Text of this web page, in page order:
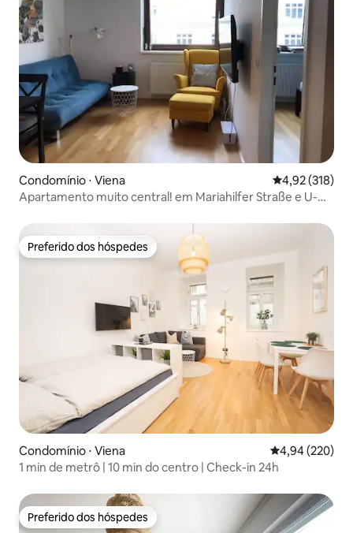
Condomínio ⋅ Viena 4,92 de uma
4,92 (318)
Apartamento muito central! em Mariahilfer Straße e U-
Preferido dos hóspedes
Preferido dos hóspedes
Condomínio ⋅ Viena 4,94 de uma
4,94 (220)
1 min de metrô | 10 min do centro | Check-in 24h
Preferido dos hóspedes
Preferido dos hóspedes